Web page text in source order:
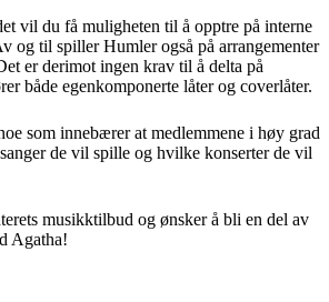
vil du få muligheten til å opptre på interne
og til spiller Humler også på arrangementer
er derimot ingen krav til å delta på
både egenkomponerte låter og coverlåter.
som innebærer at medlemmene i høy grad
de vil spille og hvilke konserter de vil
musikktilbud og ønsker å bli en del av
Agatha!